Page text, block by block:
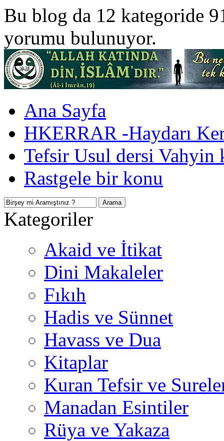
Bu blog da 12 kategoride
yorumu bulunuyor.
Ana Sayfa
HKERRAR -Haydarı
Tefsir Usul dersi Vahyin
Rastgele bir konu
Kategoriler
Akaid ve İtikat
Dini Makaleler
Fıkıh
Hadis ve Sünnet
Havass ve Dua
Kitaplar
Kuran Tefsir ve
Manadan Esintiler
Rüya ve Yakaza